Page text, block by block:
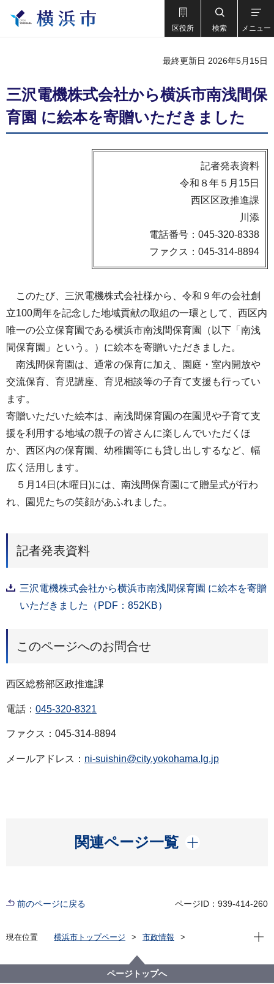
区役所 検索 メニュー
最終更新日 2026年5月15日
三沢電機株式会社から横浜市南浅間保
育園 に絵本を寄贈いただきました
記者発表資料
令和８年５月15日
西区区政推進課
川添
電話番号：045-320-8338
ファクス：045-314-8894
このたび、三沢電機株式会社様から、令和９年の会社創
立100周年を記念した地域貢献の取組の一環として、西区内
唯一の公立保育園である横浜市南浅間保育園（以下「南浅
間保育園」という。）に絵本を寄贈いただきました。
南浅間保育園は、通常の保育に加え、園庭・室内開放や
交流保育、育児講座、育児相談等の子育て支援も行ってい
ます。
寄贈いただいた絵本は、南浅間保育園の在園児や子育て支
援を利用する地域の親子の皆さんに楽しんでいただくほ
か、西区内の保育園、幼稚園等にも貸し出しするなど、幅
広く活用します。
５月14日(木曜日)には、南浅間保育園にて贈呈式が行わ
れ、園児たちの笑顔があふれました。
記者発表資料
三沢電機株式会社から横浜市南浅間保育園 に絵本を寄贈
いただきました（PDF：852KB）
このページへのお問合せ
西区総務部区政推進課
電話： 045-320-8321
ファクス：045-314-8894
メールアドレス： ni-suishin@city.yokohama.lg.jp
関連ページ一覧
開く
前のページに戻る ページID：939-414-260
現在位置 横浜市トップページ
市政情報
三沢電機株式会社から横浜市南浅間保育園 に絵本を寄
贈いただきました
現在
ページトップへ